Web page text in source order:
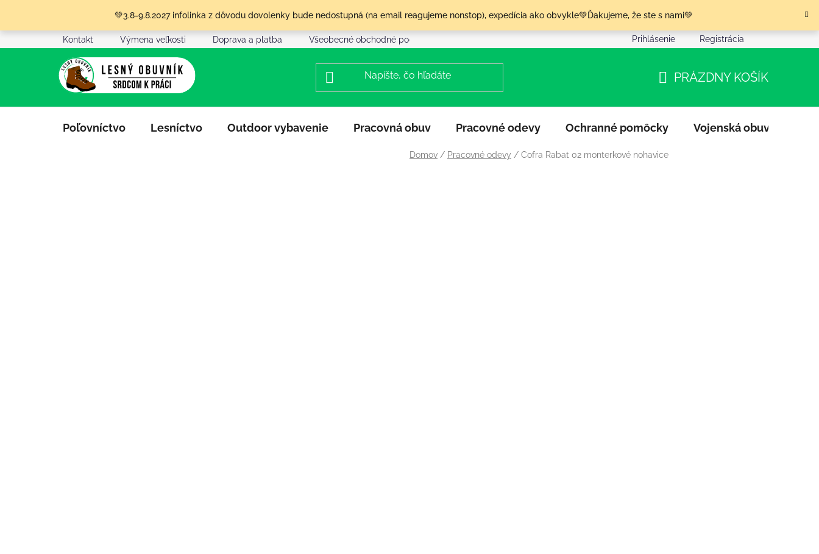
obsah
💚3.8-9.8.2027 infolinka z dôvodu dovolenky bude nedostupná (na email reagujeme nonstop), expedícia ako obvykle💚Ďakujeme, že ste s nami💚
Kontakt Výmena veľkosti Doprava a platba Všeobecné obchodné podmienky Podmienky ochrany osobných údajov
Prihlásenie Registrácia
KOŠÍK
PRÁZDNY KOŠÍK
Poľovníctvo Lesníctvo Outdoor vybavenie Pracovná obuv Pracovné odevy Ochranné pomôcky Vojenská obuv
Domov / Pracovné odevy / Cofra Rabat 02 monterkové nohavice